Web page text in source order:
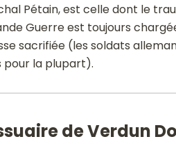
Pétain, est celle dont le
Guerre est toujours
sacrifiée (les soldats
pour la plupart).
de Verdun